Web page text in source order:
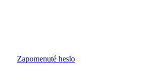
Zapomenuté heslo